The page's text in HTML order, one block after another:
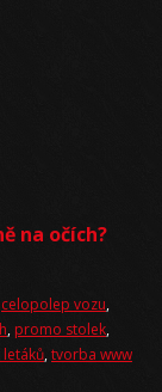
na očích?
celopolep vozu,
, promo stolek,
letáků,tvorba www